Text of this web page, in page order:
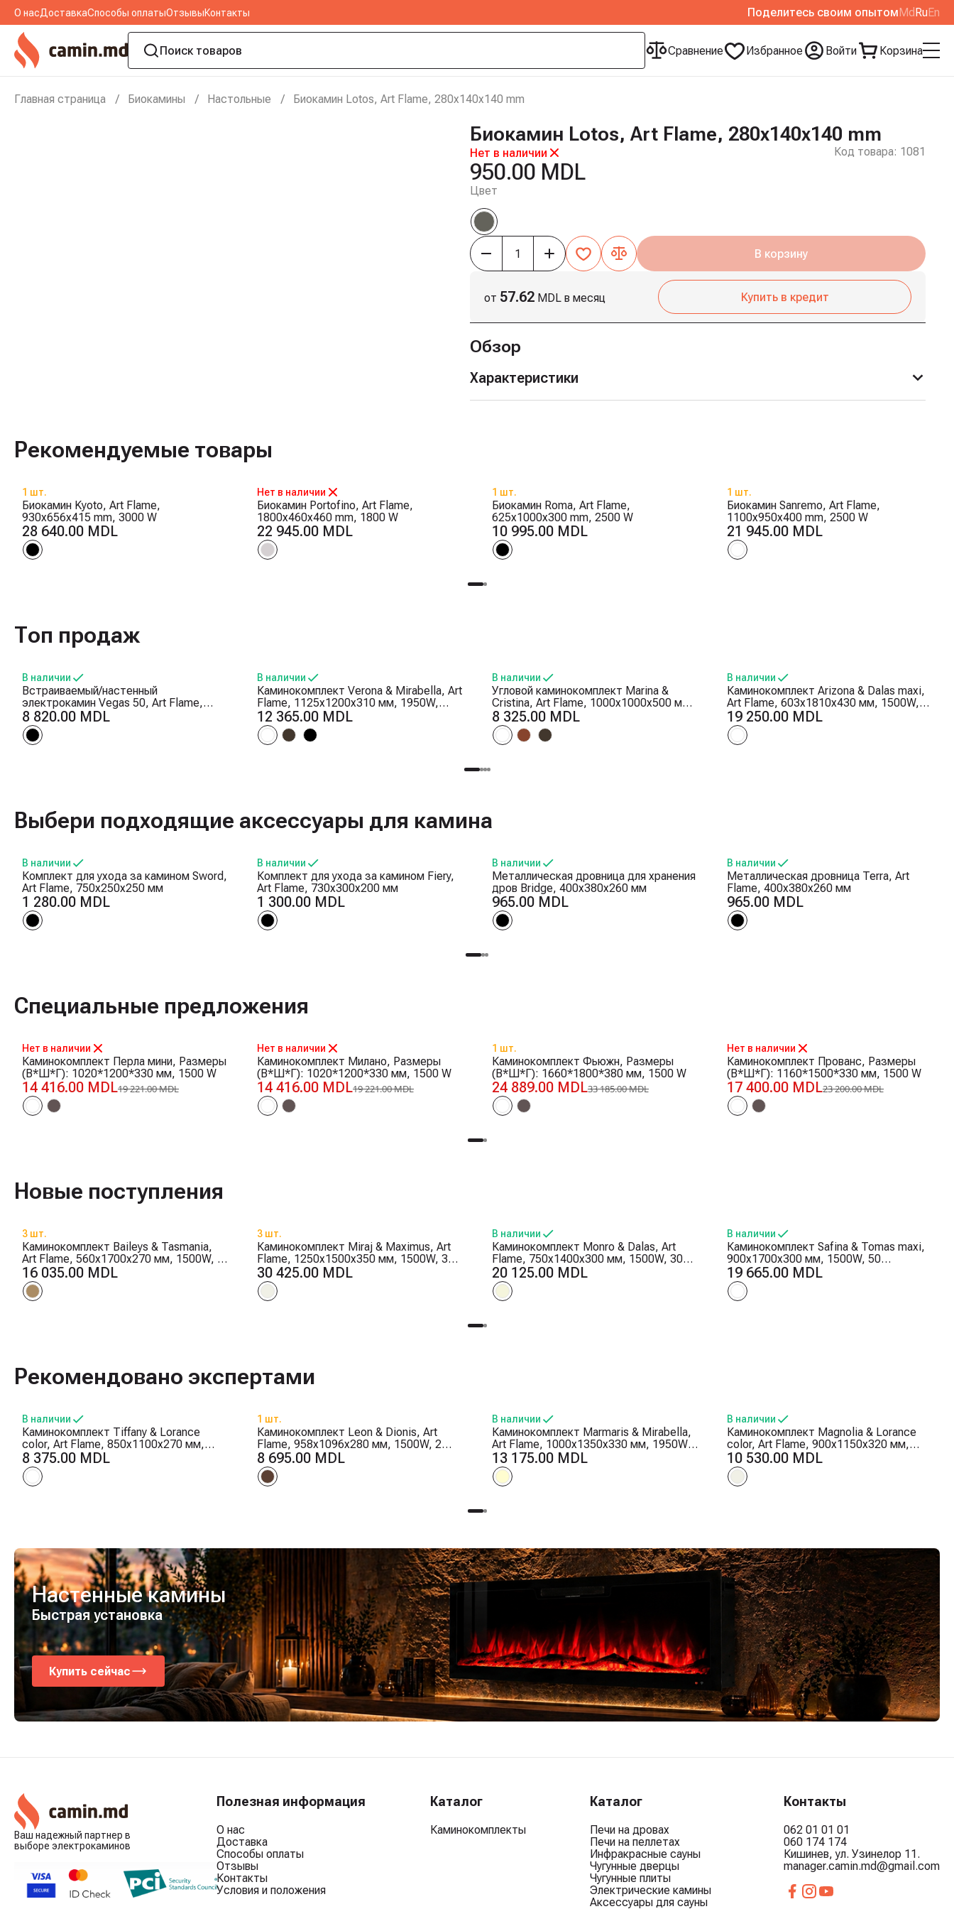
О насДоставкаСпособы оплатыОтзывыКонтакты Поделитесь своим опытомMdRuEn
Сравнение Избранное Войти Корзина
Главная страница Биокамины Настольные Биокамин Lotos, Art Flame, 280x140x140 mm
Биокамин Lotos, Art Flame, 280x140x140 mm
Нет в наличии Код товара: 1081
950.00 MDL
Цвет
В корзину
от 57.62 MDL в месяц Купить в кредит
Обзор
Характеристики
Рекомендуемые товары
1 шт.
Биокамин Kyoto, Art Flame,
930x656x415 mm, 3000 W
28 640.00 MDL
Нет в наличии
Биокамин Portofino, Art Flame,
1800x460x460 mm, 1800 W
22 945.00 MDL
1 шт.
Биокамин Roma, Art Flame,
625x1000x300 mm, 2500 W
10 995.00 MDL
1 шт.
Биокамин Sanremo, Art Flame,
1100x950x400 mm, 2500 W
21 945.00 MDL
Топ продаж
В наличии
Встраиваемый/настенный
электрокамин Vegas 50, Art Flame,
457x1270x126 mm, 1500W, 10 цветов
пламени, Термостат, Дрова и
кристаллы
8 820.00 MDL
В наличии
Каминокомплект Verona & Mirabella, Art
Flame, 1125x1200x310 мм, 1950W,
Эффект треска дров, 5 режимов
интенсивности пламени, Таймер
12 365.00 MDL
В наличии
Угловой каминокомплект Marina &
Cristina, Art Flame, 1000x1000x500 мм,
2000W, 2 мощности обогрева, 5
режимов интенсивности пламени,
Таймер
8 325.00 MDL
В наличии
Каминокомплект Arizona & Dalas maxi,
Art Flame, 603x1810x430 мм, 1500W,
30 цветовых сочетаний, Термостат,
Дрова и кристаллы
19 250.00 MDL
Выбери подходящие аксессуары для камина
В наличии
Комплект для ухода за камином Sword,
Art Flame, 750x250x250 мм
1 280.00 MDL
В наличии
Комплект для ухода за камином Fiery,
Art Flame, 730x300x200 мм
1 300.00 MDL
В наличии
Металлическая дровница для хранения
дров Bridge, 400x380x260 мм
965.00 MDL
В наличии
Металлическая дровница Terra, Art
Flame, 400x380x260 мм
965.00 MDL
Специальные предложения
Нет в наличии
Каминокомплект Перла мини, Размеры
(В*Ш*Г): 1020*1200*330 мм, 1500 W
14 416.00 MDL19 221.00 MDL
Нет в наличии
Каминокомплект Милано, Размеры
(В*Ш*Г): 1020*1200*330 мм, 1500 W
14 416.00 MDL19 221.00 MDL
1 шт.
Каминокомплект Фьюжн, Размеры
(В*Ш*Г): 1660*1800*380 мм, 1500 W
24 889.00 MDL33 185.00 MDL
Нет в наличии
Каминокомплект Прованс, Размеры
(В*Ш*Г): 1160*1500*330 мм, 1500 W
17 400.00 MDL23 200.00 MDL
Новые поступления
3 шт.
Каминокомплект Baileys & Tasmania,
Art Flame, 560x1700x270 мм, 1500W, 2
мощности обогрева, 5 режимов
интенсивности пламени, Таймер
16 035.00 MDL
3 шт.
Каминокомплект Miraj & Maximus, Art
Flame, 1250x1500x350 мм, 1500W, 3
цвета пламени, 5 режимов
интенсивности пламени, Таймер
30 425.00 MDL
В наличии
Каминокомплект Monro & Dalas, Art
Flame, 750x1400x300 мм, 1500W, 30
цветовых сочетаний, Термостат,
Дрова и кристаллы
20 125.00 MDL
В наличии
Каминокомплект Safina & Tomas maxi,
900x1700x300 мм, 1500W, 50
цветовых сочетаний, Термостат,
Дрова и кристаллы
19 665.00 MDL
Рекомендовано экспертами
В наличии
Каминокомплект Tiffany & Lorance
color, Art Flame, 850x1100x270 мм,
1500W, 3 цвета пламени, 2 мощности
обогрева, 5 режимов интенсивности
пламени
8 375.00 MDL
1 шт.
Каминокомплект Leon & Dionis, Art
Flame, 958x1096x280 мм, 1500W, 2
мощности обогрева, 5 режимов
интенсивности пламени, Таймер
8 695.00 MDL
В наличии
Каминокомплект Marmaris & Mirabella,
Art Flame, 1000x1350x330 мм, 1950W,
Эффект треска дров, 5 режимов
интенсивности пламени, Таймер
13 175.00 MDL
В наличии
Каминокомплект Magnolia & Lorance
color, Art Flame, 900x1150x320 мм,
1500W, 3 цвета пламени, 2 мощности
обогрева, 5 режимов интенсивности
пламени, Таймер
10 530.00 MDL
Настенные камины
Быстрая установка
Купить сейчас
Ваш надежный партнер в
выборе электрокаминов
Полезная информация
О нас
Доставка
Способы оплаты
Отзывы
Контакты
Условия и положения
Каталог
Каминокомплекты
Каталог
Печи на дровах
Печи на пеллетах
Инфракрасные сауны
Чугунные дверцы
Чугунные плиты
Электрические камины
Аксессуары для сауны
Контакты
062 01 01 01
060 174 174
Кишинев, ул. Узинелор 11.
manager.camin.md@gmail.com